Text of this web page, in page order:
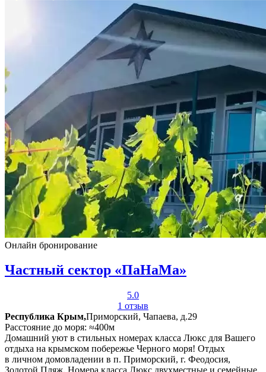
Онлайн бронирование
Частный сектор «ПаНаМа»
5.0
1 отзыв
Республика Крым,Приморский, Чапаева, д.29
Расстояние до моря: ≈400м
Домашний уют в стильных номерах класса Люкс для Вашего
отдыха на крымском побережье Черного моря! Отдых
в личном домовладении в п. Приморский, г. Феодосия,